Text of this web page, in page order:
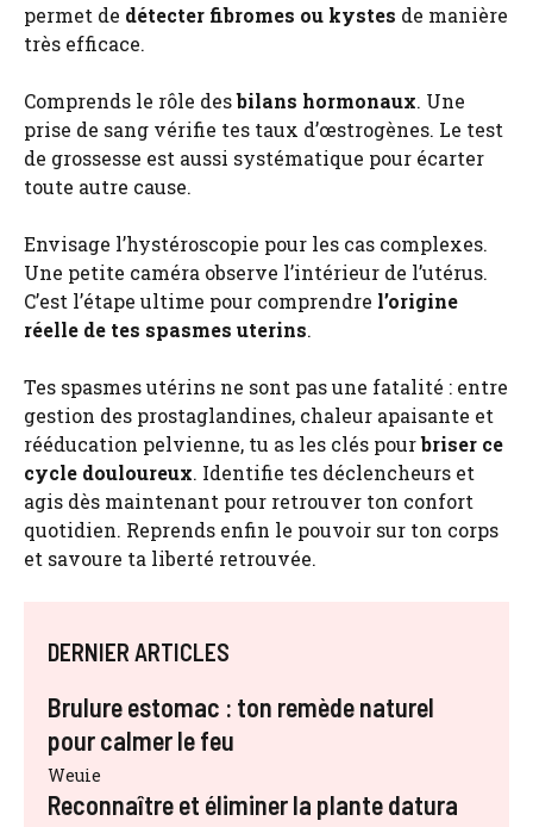
permet de détecter fibromes ou kystes de manière
très efficace.
Comprends le rôle desbilans hormonaux. Une
prise de sang vérifie tes taux d’œstrogènes. Le test
de grossesse est aussi systématique pour écarter
toute autre cause.
Envisage l’hystéroscopie pour les cas complexes.
Une petite caméra observe l’intérieur de l’utérus.
C’est l’étape ultime pour comprendre l’origine
réelle de tes spasmes uterins.
Tes spasmes utérins ne sont pas une fatalité : entre
gestion des prostaglandines, chaleur apaisante et
rééducation pelvienne, tu as les clés pourbriser ce
cycle douloureux. Identifie tes déclencheurs et
agis dès maintenant pour retrouver ton confort
quotidien. Reprends enfin le pouvoir sur ton corps
et savoure ta liberté retrouvée.
DERNIER ARTICLES
Brulure estomac : ton remède naturel
pour calmer le feu
Weuie
Reconnaître et éliminer la plante datura